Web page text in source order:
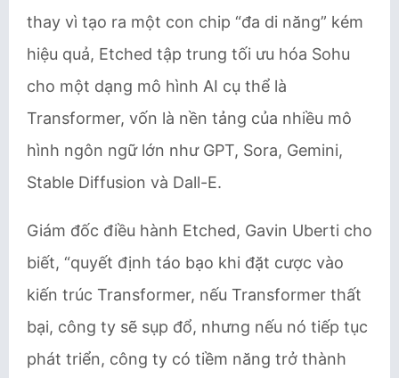
thay vì tạo ra một con chip “đa di năng” kém
hiệu quả, Etched tập trung tối ưu hóa Sohu
cho một dạng mô hình AI cụ thể là
Transformer, vốn là nền tảng của nhiều mô
hình ngôn ngữ lớn như GPT, Sora, Gemini,
Stable Diffusion và Dall-E.
Giám đốc điều hành Etched, Gavin Uberti cho
biết, “quyết định táo bạo khi đặt cược vào
kiến trúc Transformer, nếu Transformer thất
bại, công ty sẽ sụp đổ, nhưng nếu nó tiếp tục
phát triển, công ty có tiềm năng trở thành